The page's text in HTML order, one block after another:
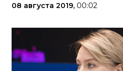
08 августа 2019, 00:02